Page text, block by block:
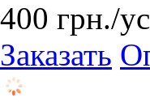
400 грн./
Заказать